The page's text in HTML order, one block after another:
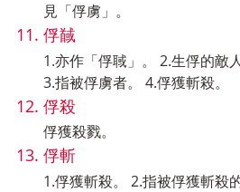
見「俘虜」。
俘馘
1.亦作「俘聝」。 2.生俘的敵
3.指被俘虜者。 4.俘獲斬殺。
俘殺
俘獲殺戮。
俘斬
1.俘獲斬殺。 2.指被俘獲斬殺的